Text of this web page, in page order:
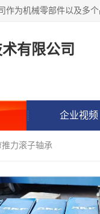
有限公司
企业视频
推力滚子轴承